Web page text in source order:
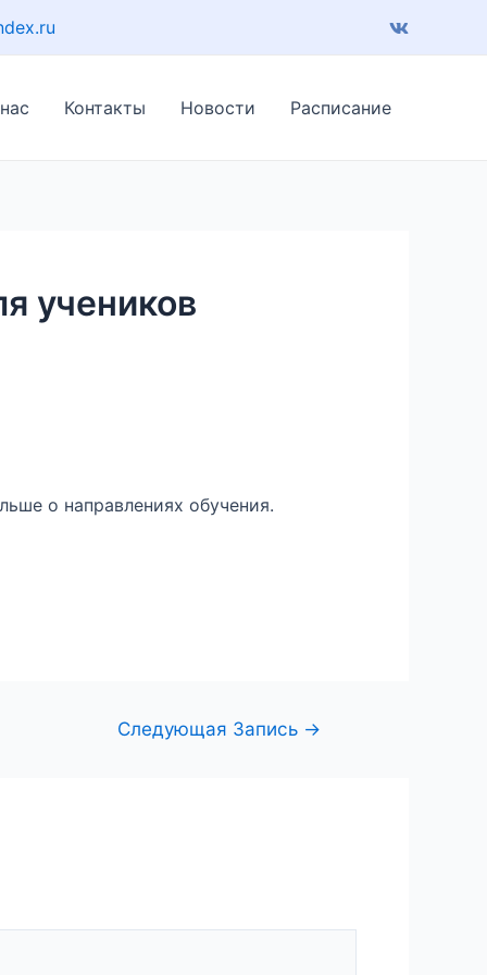
Контакты Новости Расписание
учеников
о направлениях обучения.
Следующая Запись →